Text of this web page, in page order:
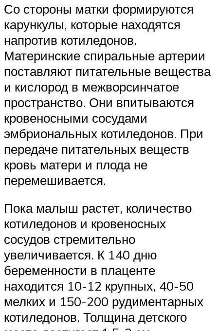
Со стороны матки формируются
карункулы, которые находятся
напротив котиледонов.
Материнские спиральные артерии
поставляют питательные вещества
и кислород в межворсинчатое
пространство. Они впитываются
кровеносными сосудами
эмбриональных котиледонов. При
передаче питательных веществ
кровь матери и плода не
перемешивается.
Пока малыш растет, количество
котиледонов и кровеносных
сосудов стремительно
увеличивается. К 140 дню
беременности в плаценте
находится 10-12 крупных, 40-50
мелких и 150-200 рудиментарных
котиледонов. Толщина детского